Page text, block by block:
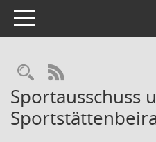
Toggle navigation
RSS-Feed
Sportausschuss